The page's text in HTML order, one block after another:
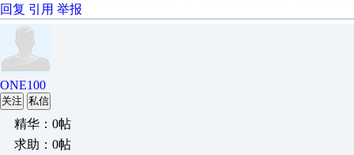
回复 引用 举报
ONE100
关注 私信
精华：0帖
求助：0帖